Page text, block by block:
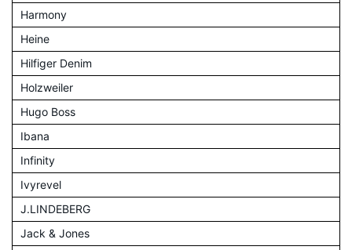
Harmony
Heine
Hilfiger Denim
Holzweiler
Hugo Boss
Ibana
Infinity
Ivyrevel
J.LINDEBERG
Jack & Jones